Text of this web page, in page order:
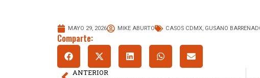
MAYO 29, 2026 MIKE ABURTO CASOS CDMX, GUSANO
Comparte:
ANTERIOR